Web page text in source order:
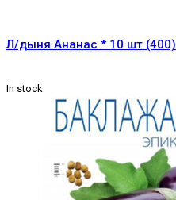
Л/дыня Ананас * 10 шт (400)
In stock